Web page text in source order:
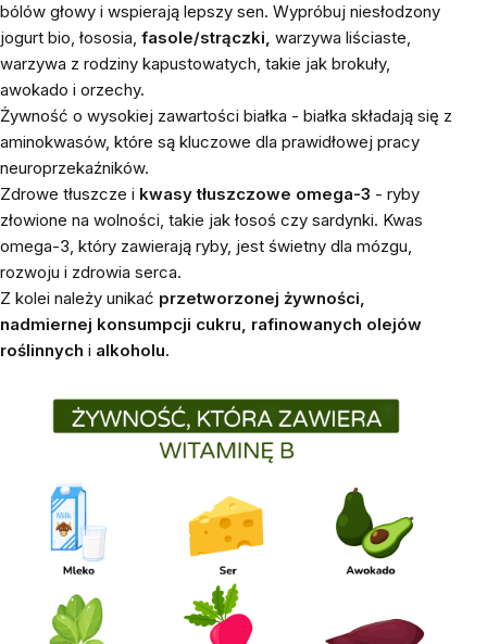
bólów głowy i wspierają lepszy sen. Wypróbuj niesłodzony
jogurt bio, łososia, fasole/strączki, warzywa liściaste,
warzywa z rodziny kapustowatych, takie jak brokuły,
awokado i orzechy.
Żywność o wysokiej zawartości białka - białka składają się z
aminokwasów, które są kluczowe dla prawidłowej pracy
neuroprzekaźników.
Zdrowe tłuszcze i kwasy tłuszczowe omega-3 - ryby
złowione na wolności, takie jak łosoś czy sardynki. Kwas
omega-3, który zawierają ryby, jest świetny dla mózgu,
rozwoju i zdrowia serca.
Z kolei należy unikać przetworzonej żywności,
nadmiernej konsumpcji cukru, rafinowanych olejów
roślinnych i alkoholu.